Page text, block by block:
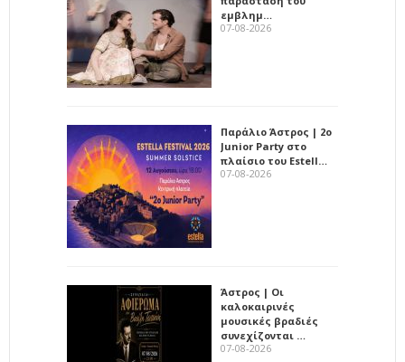
εμβλημ…
07-08-2026
Παράλιο Άστρος | 2ο
Junior Party στο
πλαίσιο του Estell…
07-08-2026
Άστρος | Οι
καλοκαιρινές
μουσικές βραδιές
συνεχίζονται …
07-08-2026